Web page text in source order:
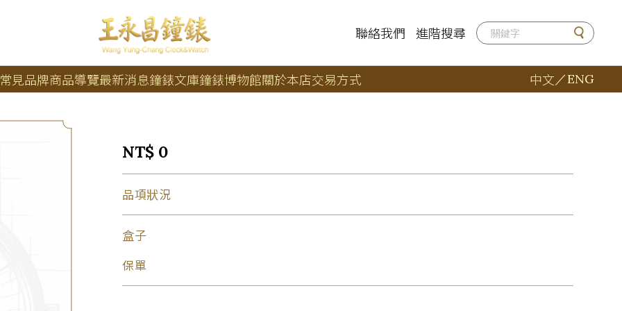
聯絡我們 進階搜尋
常見品牌商品導覽最新消息鐘錶文庫鐘錶博物館關於本店交易方式 中文／ENG
NT$ 0
品項狀況
盒子
保單